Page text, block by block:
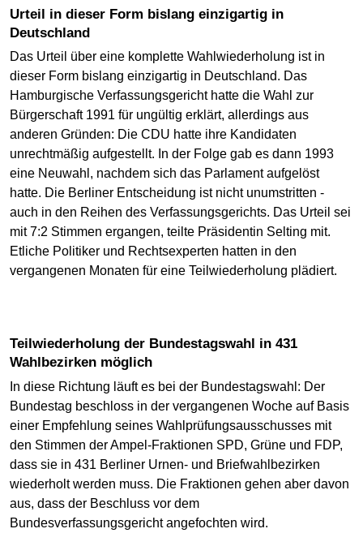
Urteil in dieser Form bislang einzigartig in
Deutschland
Das Urteil über eine komplette Wahlwiederholung ist in
dieser Form bislang einzigartig in Deutschland. Das
Hamburgische Verfassungsgericht hatte die Wahl zur
Bürgerschaft 1991 für ungültig erklärt, allerdings aus
anderen Gründen: Die CDU hatte ihre Kandidaten
unrechtmäßig aufgestellt. In der Folge gab es dann 1993
eine Neuwahl, nachdem sich das Parlament aufgelöst
hatte. Die Berliner Entscheidung ist nicht unumstritten -
auch in den Reihen des Verfassungsgerichts. Das Urteil sei
mit 7:2 Stimmen ergangen, teilte Präsidentin Selting mit.
Etliche Politiker und Rechtsexperten hatten in den
vergangenen Monaten für eine Teilwiederholung plädiert.
Teilwiederholung der Bundestagswahl in 431
Wahlbezirken möglich
In diese Richtung läuft es bei der Bundestagswahl: Der
Bundestag beschloss in der vergangenen Woche auf Basis
einer Empfehlung seines Wahlprüfungsausschusses mit
den Stimmen der Ampel-Fraktionen SPD, Grüne und FDP,
dass sie in 431 Berliner Urnen- und Briefwahlbezirken
wiederholt werden muss. Die Fraktionen gehen aber davon
aus, dass der Beschluss vor dem
Bundesverfassungsgericht angefochten wird.